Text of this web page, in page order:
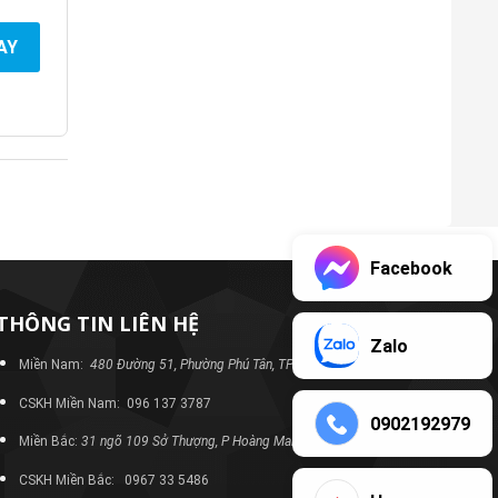
TIN LIÊN HỆ
Miền Nam: 480 Đường 51, Phường Phú Tân, TP Bình Dương
CSKH Miền Nam: 096 137 3787
Miền Bắc: 31 ngõ 109 Sở Thượng, P Hoàng Mai, TP Hà Nội
CSKH Miền Bắc: 0967 33 5486
Facebook
Zalo
0902192979